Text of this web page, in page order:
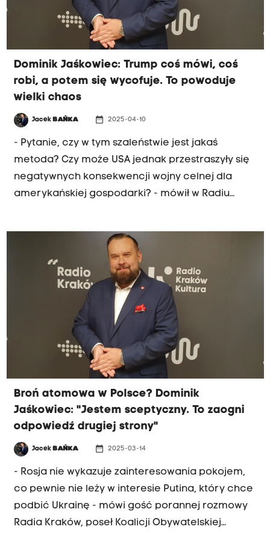
został opluty przez zwolennika Karola
Nawrockiego podczas roznoszenia ulotek
popierających Rafała Trzaskowskiego.
Dominik Jaśkowiec: Trump coś mówi, coś
robi, a potem się wycofuje. To powoduje
wielki chaos
Jacek BAŃKA date_range 2025-04-10
- Pytanie, czy w tym szaleństwie jest jakaś
metoda? Czy może USA jednak przestraszyły się
negatywnych konsekwencji wojny celnej dla
amerykańskiej gospodarki? - mówił w Radiu
USA o zawieszeniu na 90 dni wysokich ceł
ogłoszonych w ubiegłym tygodniu. "Donald
Trump ma taki zwyczaj, że najpierw coś mówi, a
potem robi coś innego. To powoduje wielki
chaos, który nikomu dobrze nie robi" - mówił
poseł. Jego zdaniem Unia Europejska podchodzi
do tego racjonalnie, prowadząc rozmowy w
zaciszach gabinetów.
Broń atomowa w Polsce? Dominik
Jaśkowiec: "Jestem sceptyczny. To zaogni
odpowiedź drugiej strony"
Jacek BAŃKA date_range 2025-03-14
- Rosja nie wykazuje zainteresowania pokojem,
co pewnie nie leży w interesie Putina, który chce
podbić Ukrainę - mówi gość porannej rozmowy
Radia Kraków, poseł Koalicji Obywatelskiej